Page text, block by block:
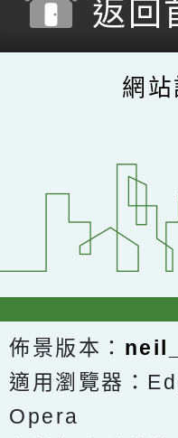
返回
網
佈景版本：
適用瀏覽器：
Opera